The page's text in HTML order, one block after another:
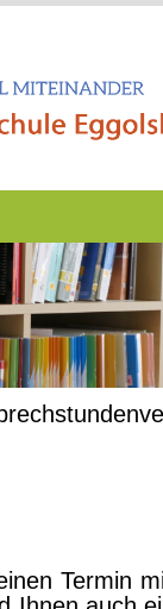
Ter­min